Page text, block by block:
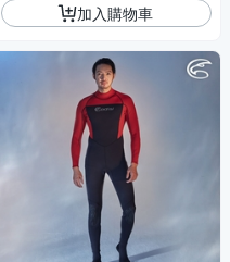
加入購物車